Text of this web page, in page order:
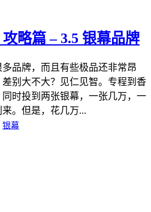
略篇 – 3.5 银幕品牌
品牌，而且有些极品还非常昂
别大不大？见仁见智。专程到香
时投到两张银幕，一张几万，一
。但是，花几万...
银幕